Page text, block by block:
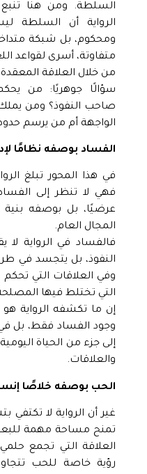
السلطة. ومن هنا
الرواية أن السلطة
ومحكوم، بل شبكة
متفاوتة، أسرى لقواعد
من خلال العلاقة
سؤالًا جوهريًا: من
صاحب النفوذ؟ ومن
الواجهة أم من يرسم
الفساد بوصفه نظامًا
في هذا المحور تبلغ
فهي لا تنظر إلى
عرضيًا، بل بوصفه بنية
المجال العام.
فالفساد في الرواية لا
النفوذ، بل يتجسد في
وفي العلاقات التي تحكم
التي تختلط فيها
إن ما تكشفه الرواية
وجود الفساد فقط، بل
إلى جزء من الحياة
والعلاقات.
الحب بوصفه خلاصًا
غير أن الرواية لا تكتفي
تمنح مساحة مهمة للبعد
العلاقة التي تجمع
رؤية خاصة للحب